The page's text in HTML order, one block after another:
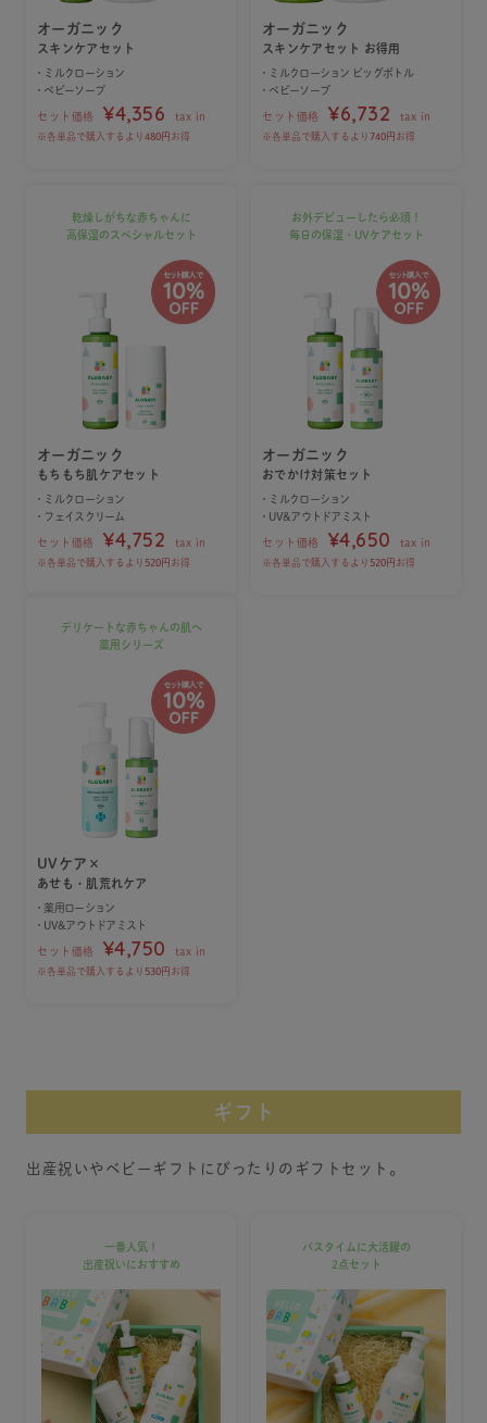
オーガニック
スキンケアセット
・ミルクローション
・ベビーソープ
セット価格 ¥4,356 tax in
※各単品で購入するより 480円 お得
オーガニック
スキンケアセット お得用
・ミルクローション ビッグボトル
・ベビーソープ
セット価格 ¥6,732 tax in
※各単品で購入するより 740円 お得
乾燥しがちな赤ちゃんに
高保湿のスペシャルセット
オーガニック
もちもち肌ケアセット
・ミルクローション
・フェイスクリーム
セット価格 ¥4,752 tax in
※各単品で購入するより 520円 お得
お外デビューしたら必須！
毎日の保湿・UVケアセット
オーガニック
おでかけ対策セット
・ミルクローション
・UV&アウトドアミスト
セット価格 ¥4,650 tax in
※各単品で購入するより 520円 お得
デリケートな赤ちゃんの肌へ
薬用シリーズ
UVケア×
あせも・肌荒れケア
・薬用ローション
・UV&アウトドアミスト
セット価格 ¥4,750 tax in
※各単品で購入するより 530円 お得
ギフト
出産祝いやベビーギフトにぴったりのギフトセット。
一番人気！
出産祝いにおすすめ
バスタイムに大活躍の
2点セット